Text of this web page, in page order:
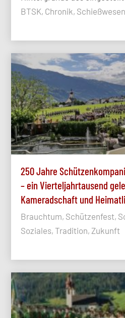
BTSK, Chronik,
250 Jahre
– ein Vierteljahrtausend
Kameradschaft und
Brauchtum, Schützenfest,
Soziales, Tradition, Zukunft